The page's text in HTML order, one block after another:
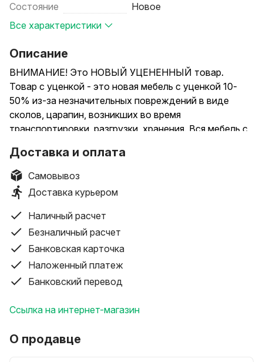
Состояние
Новое
Все характеристики
Описание
ВНИМАНИЕ! Это НОВЫЙ УЦЕНЕННЫЙ товар.
Товар с уценкой - это новая мебель с уценкой 10-
50% из-за незначительных повреждений в виде
сколов, царапин, возникших во время
транспортировки, разгрузки, хранения. Вся мебель с
сфотографированы. Доставляется в собранном виде
в городах Минск, Витебск, Могилев, Полоцк,
Новополоцк, Шумилино, Орша по городским
тарифам доставки ~15-35 р.
____________________________________________________________
Регулируемые полки; возможность регулировки
пространства между полками в соответствии с
вашими потребностями Простого сегмента может
быть достаточно для хранения вещей в
ограниченном пространстве, или он может стать
потребности меняются. Поверхность из
___________________________________________________________
Доставка и оплата
Самовывоз
Доставка курьером
Наличный расчет
Безналичный расчет
Банковская карточка
Наложенный платеж
Банковский перевод
Ссылка на интернет-магазин
О продавце